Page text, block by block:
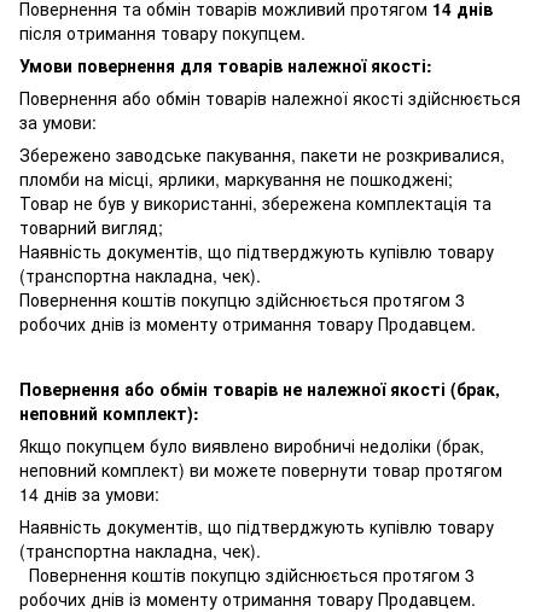
Повернення та обмін товарів можливий протягом 14 днів
після отримання товару покупцем.
Умови повернення для товарів належної якості:
Повернення або обмін товарів належної якості здійснюється
за умови:
Збережено заводське пакування, пакети не розкривалися,
пломби на місці, ярлики, маркування не пошкоджені;
Товар не був у використанні, збережена комплектація та
товарний вигляд;
Наявність документів, що підтверджують купівлю товару
(транспортна накладна, чек).
Повернення коштів покупцю здійснюється протягом 3
робочих днів із моменту отримання товару Продавцем.
Повернення або обмін товарів не належної якості (брак,
неповний комплект):
Якщо покупцем було виявлено виробничі недоліки (брак,
неповний комплект) ви можете повернути товар протягом
14 днів за умови:
Наявність документів, що підтверджують купівлю товару
(транспортна накладна, чек).
Повернення коштів покупцю здійснюється протягом 3
робочих днів із моменту отримання товару Продавцем.